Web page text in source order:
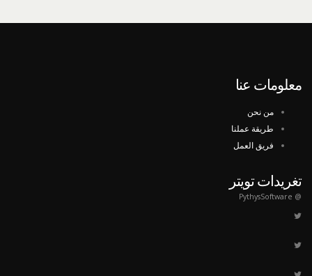
معلومات عنا
من نحن
طريقة عملنا
فريق العمل
تغريدات تويتر
@ PythysSoftware